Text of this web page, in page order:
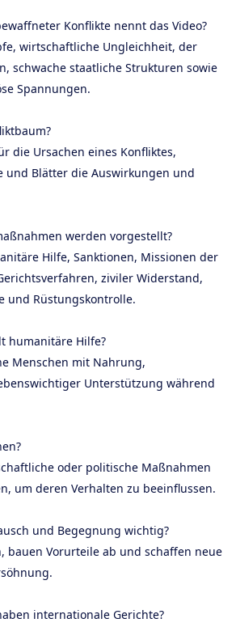
Konflikte nennt das Video?
wirtschaftliche Ungleichheit, der
schwache staatliche Strukturen sowie
Spannungen.
die Ursachen eines Konfliktes,
und Blätter die Auswirkungen und
werden vorgestellt?
Hilfe, Sanktionen, Missionen der
ziviler Widerstand,
und Rüstungskontrolle.
humanitäre Hilfe?
Menschen mit Nahrung,
Unterstützung während
oder politische Maßnahmen
um deren Verhalten zu beeinflussen.
und Begegnung wichtig?
bauen Vorurteile ab und schaffen neue
internationale Gerichte?